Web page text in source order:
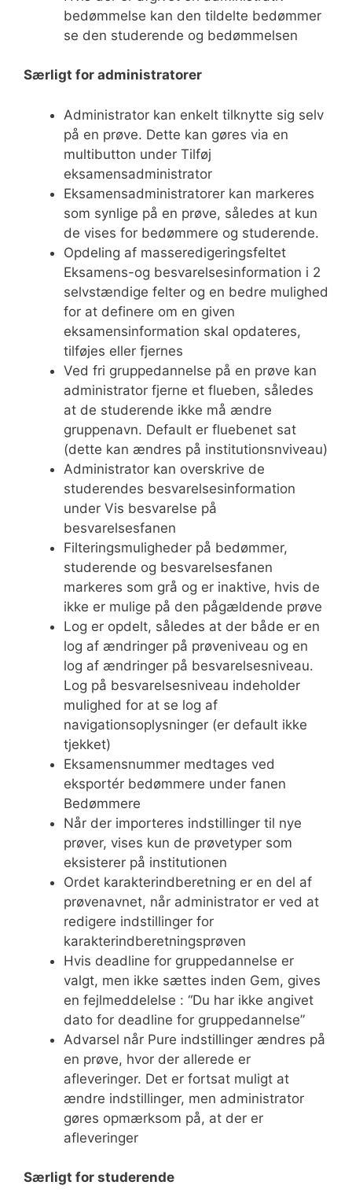
bedømmelse kan den tildelte bedømmer
se den studerende og bedømmelsen
Særligt for administratorer
Administrator kan enkelt tilknytte sig selv
på en prøve. Dette kan gøres via en
multibutton under Tilføj
eksamensadministrator
Eksamensadministratorer kan markeres
som synlige på en prøve, således at kun
de vises for bedømmere og studerende.
Opdeling af masseredigeringsfeltet
Eksamens-og besvarelsesinformation i 2
selvstændige felter og en bedre mulighed
for at definere om en given
eksamensinformation skal opdateres,
tilføjes eller fjernes
Ved fri gruppedannelse på en prøve kan
administrator fjerne et flueben, således
at de studerende ikke må ændre
gruppenavn. Default er fluebenet sat
(dette kan ændres på institutionsnviveau)
Administrator kan overskrive de
studerendes besvarelsesinformation
under Vis besvarelse på
besvarelsesfanen
Filteringsmuligheder på bedømmer,
studerende og besvarelsesfanen
markeres som grå og er inaktive, hvis de
ikke er mulige på den pågældende prøve
Log er opdelt, således at der både er en
log af ændringer på prøveniveau og en
log af ændringer på besvarelsesniveau.
Log på besvarelsesniveau indeholder
mulighed for at se log af
navigationsoplysninger (er default ikke
tjekket)
Eksamensnummer medtages ved
eksportér bedømmere under fanen
Bedømmere
Når der importeres indstillinger til nye
prøver, vises kun de prøvetyper som
eksisterer på institutionen
Ordet karakterindberetning er en del af
prøvenavnet, når administrator er ved at
redigere indstillinger for
karakterindberetningsprøven
Hvis deadline for gruppedannelse er
valgt, men ikke sættes inden Gem, gives
en fejlmeddelelse : “Du har ikke angivet
dato for deadline for gruppedannelse”
Advarsel når Pure indstillinger ændres på
en prøve, hvor der allerede er
afleveringer. Det er fortsat muligt at
ændre indstillinger, men administrator
gøres opmærksom på, at der er
afleveringer
Særligt for studerende